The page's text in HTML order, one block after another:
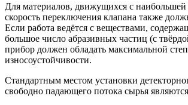
Для материалов, движущихся с
скорость переключения клапана также
Если работа ведётся с веществами,
большое число абразивных частиц (с
прибор должен обладать максимальной
износоустойчивости.
Стандартным местом установки
свободно падающего потока сырья